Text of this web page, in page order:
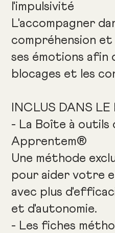
l'impulsivité
L'accompagner
compréhension
ses émotions afin
blocages et les
INCLUS DANS
- La Boîte à outils
Apprentem®
Une méthode
pour aider votre
avec plus
et d'autonomie.
- Les fiches